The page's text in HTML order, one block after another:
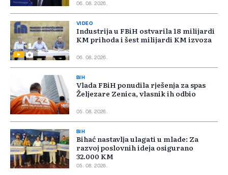
06. 08. 2026.
VIDEO
Industrija u FBiH ostvarila 18 milijardi
KM prihoda i šest milijardi KM izvoza
06. 08. 2026.
BIH
Vlada FBiH ponudila rješenja za spas
Željezare Zenica, vlasnik ih odbio
05. 08. 2026.
BIH
Bihać nastavlja ulagati u mlade: Za
razvoj poslovnih ideja osigurano
32.000 KM
05. 08. 2026.